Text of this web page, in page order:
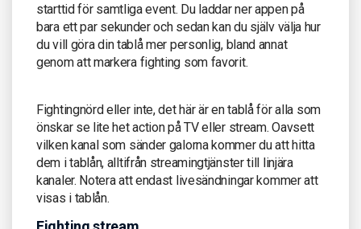
starttid för samtliga event. Du laddar ner appen på
bara ett par sekunder och sedan kan du själv välja hur
du vill göra din tablå mer personlig, bland annat
genom att markera fighting som favorit.
Fightingnörd eller inte, det här är en tablå för alla som
önskar se lite het action på TV eller stream. Oavsett
vilken kanal som sänder galorna kommer du att hitta
dem i tablån, alltifrån streamingtjänster till linjära
kanaler. Notera att endast livesändningar kommer att
visas i tablån.